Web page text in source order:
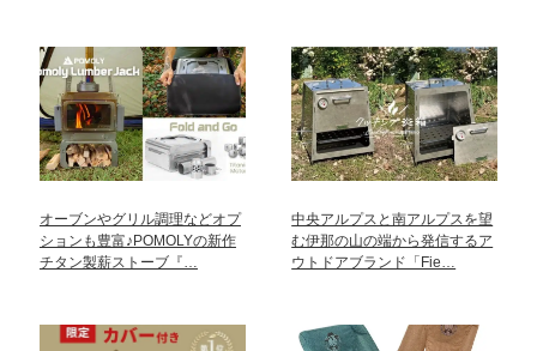
オーブンやグリル調理などオプ
ションも豊富♪POMOLYの新作
チタン製薪ストーブ『…
中央アルプスと南アルプスを望
む伊那の山の端から発信するア
ウトドアブランド「Fie…